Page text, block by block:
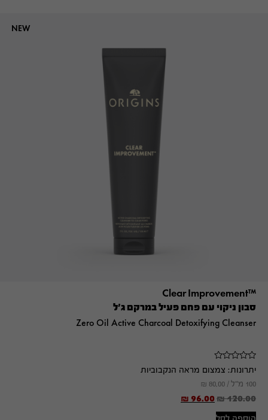
NEW
™Clear Improvement
סבון ניקוי עם פחם פעיל במרקם ג'ל
Zero Oil Active Charcoal Detoxifying Cleanser
יתרונות: צמצום מראה הנקבוביות
100 מ"ל / ₪ 80.00
₪120.00
₪ 96.00